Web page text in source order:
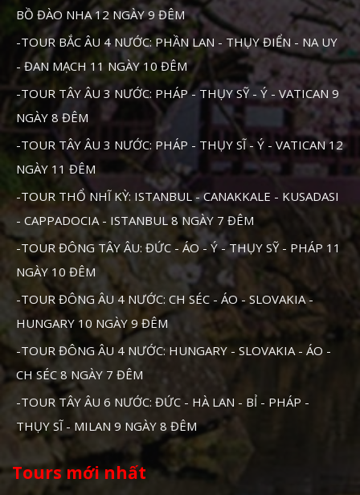
BỒ ĐÀO NHA 12 NGÀY 9 ĐÊM
-TOUR BẮC ÂU 4 NƯỚC: PHẦN LAN - THỤY ĐIỂN - NA UY
- ĐAN MẠCH 11 NGÀY 10 ĐÊM
-TOUR TÂY ÂU 3 NƯỚC: PHÁP - THỤY SỸ - Ý - VATICAN 9
NGÀY 8 ĐÊM
-TOUR TÂY ÂU 3 NƯỚC: PHÁP - THỤY SĨ - Ý - VATICAN 12
NGÀY 11 ĐÊM
-TOUR THỔ NHĨ KỲ: ISTANBUL - CANAKKALE - KUSADASI
- CAPPADOCIA - ISTANBUL 8 NGÀY 7 ĐÊM
-TOUR ĐÔNG TÂY ÂU: ĐỨC - ÁO - Ý - THỤY SỸ - PHÁP 11
NGÀY 10 ĐÊM
-TOUR ĐÔNG ÂU 4 NƯỚC: CH SÉC - ÁO - SLOVAKIA -
HUNGARY 10 NGÀY 9 ĐÊM
-TOUR ĐÔNG ÂU 4 NƯỚC: HUNGARY - SLOVAKIA - ÁO -
CH SÉC 8 NGÀY 7 ĐÊM
-TOUR TÂY ÂU 6 NƯỚC: ĐỨC - HÀ LAN - BỈ - PHÁP -
THỤY SĨ - MILAN 9 NGÀY 8 ĐÊM
Tours mới nhất